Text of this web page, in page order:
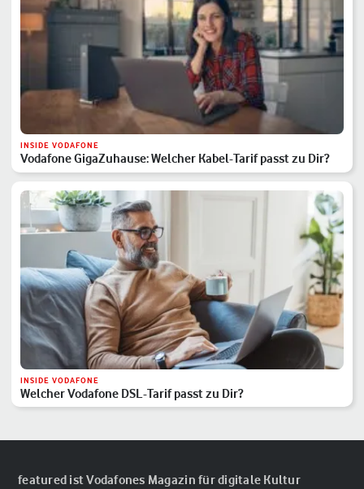
INSIDE VODAFONE
Vodafone GigaZuhause: Welcher Kabel-Tarif passt zu Dir?
INSIDE VODAFONE
Welcher Vodafone DSL-Tarif passt zu Dir?
featured ist Vodafones Magazin für digitale Kultur